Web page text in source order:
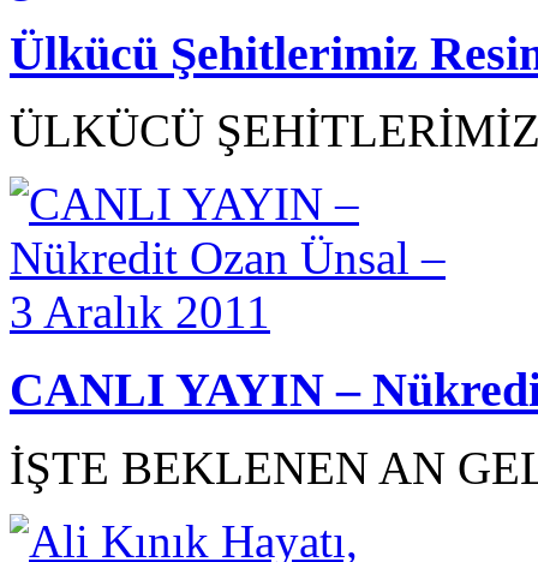
Ülkücü Şehitlerimiz
ÜLKÜCÜ
CANLI YAYIN –
İŞTE BEKLENEN AN